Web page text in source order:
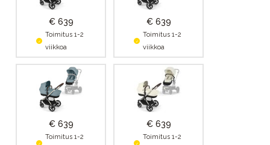
€ 639
Toimitus 1-2
viikkoa
€ 639
Toimitus 1-2
viikkoa
€ 639
Toimitus 1-2
€ 639
Toimitus 1-2